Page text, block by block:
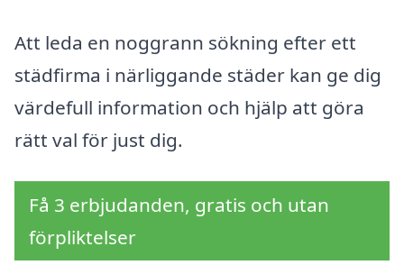
Att leda en noggrann sökning efter ett
städfirma i närliggande städer kan ge dig
värdefull information och hjälp att göra
rätt val för just dig.
Få 3 erbjudanden, gratis och utan
förpliktelser